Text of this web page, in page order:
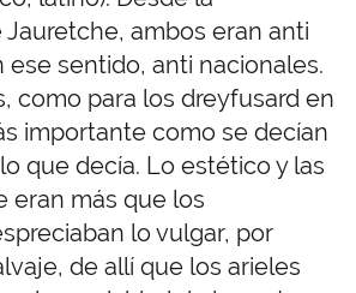
ambos eran anti
ese sentido, anti nacionales.
como para los dreyfusard en
importante como se decían
que decía. Lo estético y las
eran más que los
lo vulgar, por
de allí que los arieles